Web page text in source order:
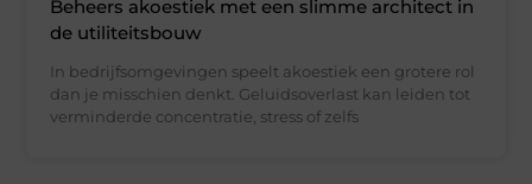
Beheers akoestiek met een slimme architect in
de utiliteitsbouw
In bedrijfsomgevingen speelt akoestiek een grotere rol
dan je misschien denkt. Geluidsoverlast kan leiden tot
verminderde concentratie, stress of zelfs